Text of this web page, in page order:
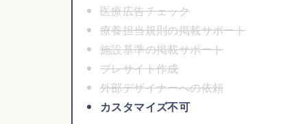
医療広告チェック
療養担当規則の掲載サポート
施設基準の掲載サポート
プレサイト作成
外部デザイナーへの依頼
カスタマイズ不可